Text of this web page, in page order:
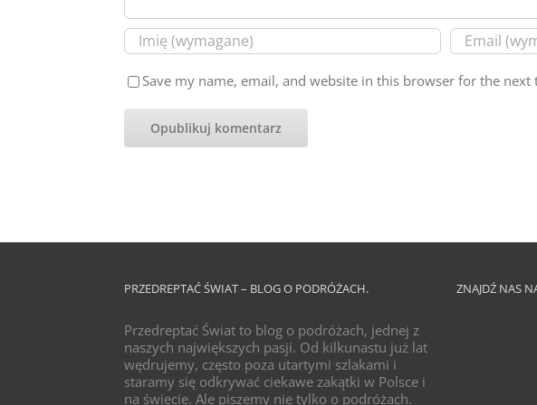
Save my name, email, and website in this browser for the next
PRZEDREPTAĆ ŚWIAT – BLOG O PODRÓŻACH.
Przedreptać Świat to blog o podróżach, jednej z
naszych największych pasji. Od kilkunastu już lat
wędrujemy, często poza utartymi szlakami i
staramy się odkrywać ciekawe zakątki w Polsce i
na świecie. Ale piszemy nie tylko o podróżach.
ZNAJDŹ NAS